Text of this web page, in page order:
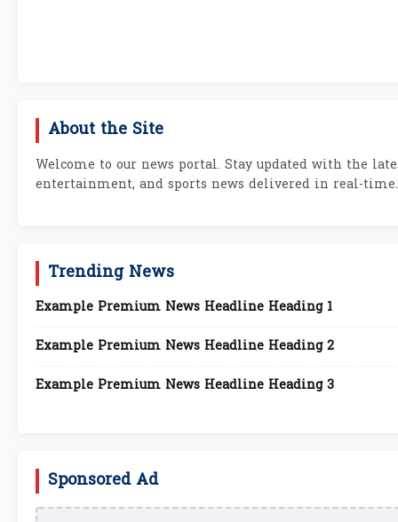
About the Site
Welcome to our news portal. Stay updated with the
entertainment, and sports news delivered in real-time.
Trending News
Example Premium News Headline Heading 1
Example Premium News Headline Heading 2
Example Premium News Headline Heading 3
Sponsored Ad